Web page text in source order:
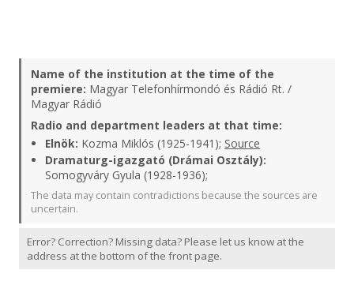
Name of the institution at the time of the
premiere: Magyar Telefonhírmondó és Rádió Rt. /
Magyar Rádió
Radio and department leaders at that time:
Elnök: Kozma Miklós (1925-1941); Source
Dramaturg-igazgató (Drámai Osztály):
Somogyváry Gyula (1928-1936);
The data may contain contradictions because the sources are
uncertain.
Error? Correction? Missing data? Please let us know at the
address at the bottom of the front page.